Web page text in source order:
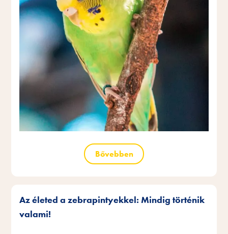
Bővebben
Az életed a zebrapintyekkel: Mindig történik
valami!